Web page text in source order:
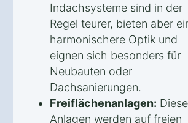
Indachsysteme sind in der
Regel teurer, bieten aber
harmonischere Optik und
eignen sich besonders für
Neubauten oder
Dachsanierungen.
Freiflächenanlagen: Diese
Anlagen werden auf freien